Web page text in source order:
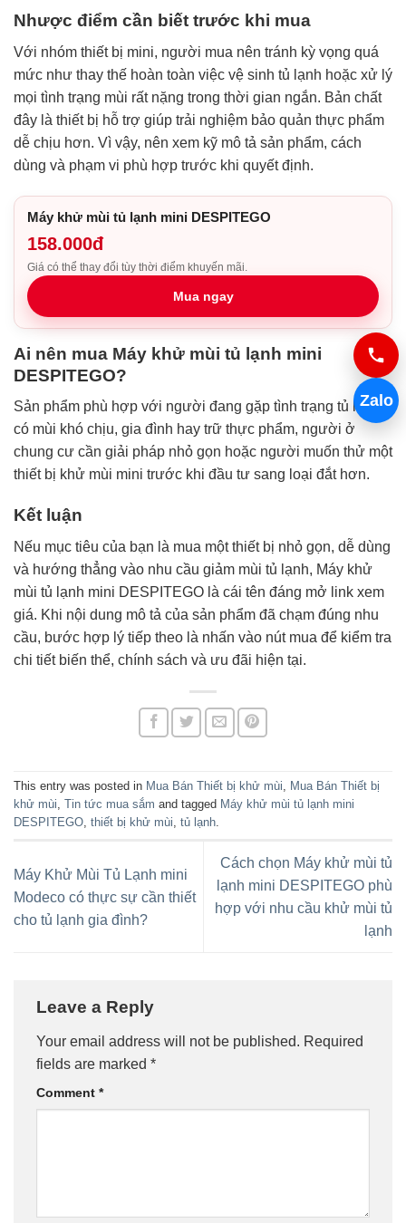
Nhược điểm cần biết trước khi mua
Với nhóm thiết bị mini, người mua nên tránh kỳ vọng quá
mức như thay thế hoàn toàn việc vệ sinh tủ lạnh hoặc xử lý
mọi tình trạng mùi rất nặng trong thời gian ngắn. Bản chất
đây là thiết bị hỗ trợ giúp trải nghiệm bảo quản thực phẩm
dễ chịu hơn. Vì vậy, nên xem kỹ mô tả sản phẩm, cách
dùng và phạm vi phù hợp trước khi quyết định.
Máy khử mùi tủ lạnh mini DESPITEGO
158.000đ
Giá có thể thay đổi tùy thời điểm khuyến mãi.
Mua ngay
Ai nên mua Máy khử mùi tủ lạnh mini
DESPITEGO?
Sản phẩm phù hợp với người đang gặp tình trạng tủ lạnh
có mùi khó chịu, gia đình hay trữ thực phẩm, người ở
chung cư cần giải pháp nhỏ gọn hoặc người muốn thử một
thiết bị khử mùi mini trước khi đầu tư sang loại đắt hơn.
Kết luận
Nếu mục tiêu của bạn là mua một thiết bị nhỏ gọn, dễ dùng
và hướng thẳng vào nhu cầu giảm mùi tủ lạnh, Máy khử
mùi tủ lạnh mini DESPITEGO là cái tên đáng mở link xem
giá. Khi nội dung mô tả của sản phẩm đã chạm đúng nhu
cầu, bước hợp lý tiếp theo là nhấn vào nút mua để kiểm tra
chi tiết biến thể, chính sách và ưu đãi hiện tại.
This entry was posted in Mua Bán Thiết bị khử mùi, Mua Bán Thiết bị
khử mùi, Tin tức mua sắm and tagged Máy khử mùi tủ lạnh mini
DESPITEGO, thiết bị khử mùi, tủ lạnh.
Máy Khử Mùi Tủ Lạnh mini
Modeco có thực sự cần thiết
cho tủ lạnh gia đình?
Cách chọn Máy khử mùi tủ
lạnh mini DESPITEGO phù
hợp với nhu cầu khử mùi tủ
lạnh
Leave a Reply
Your email address will not be published. Required
fields are marked *
Comment *
Zalo